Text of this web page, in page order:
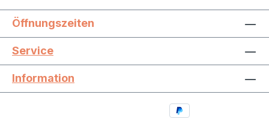
Öffnungszeiten
Service
Information